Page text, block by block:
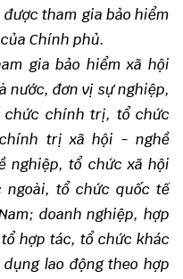
tham gia bảo hiểm
Chính phủ.
gia bảo hiểm xã hội
nước, đơn vị sự nghiệp,
chức chính trị, tổ chức
trị xã hội - nghề
nghiệp, tổ chức xã hội
ngoài, tổ chức quốc tế
doanh nghiệp, hợp
hợp tác, tổ chức khác
lao động theo hợp